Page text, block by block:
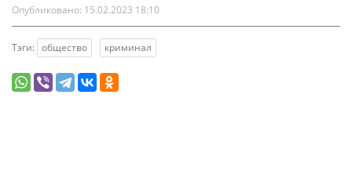
Опубликовано: 15.02.2023 18:10
Тэги: общество криминал